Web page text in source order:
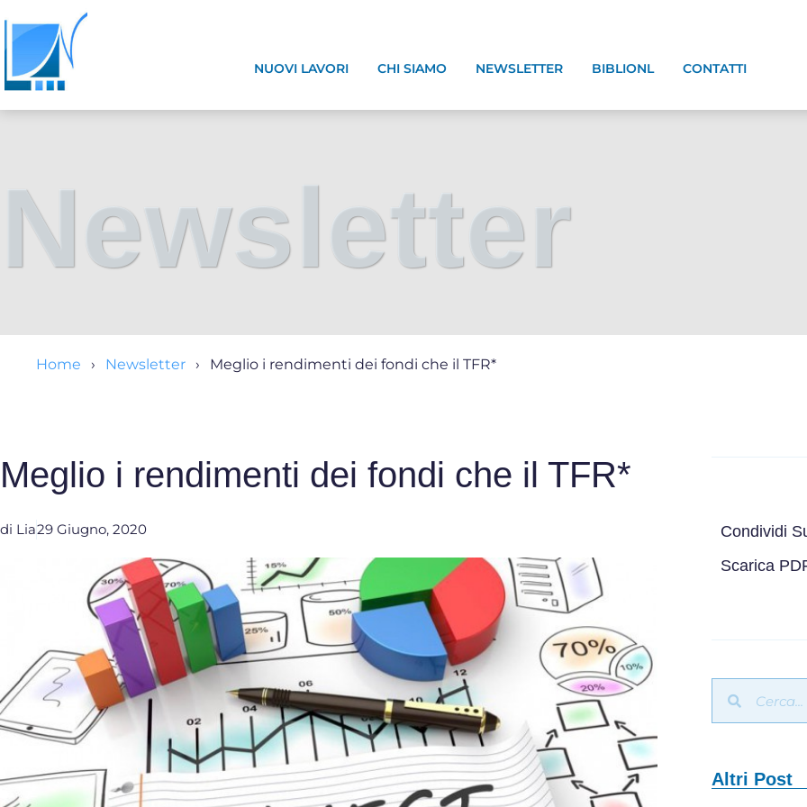
NUOVI LAVORI CHI SIAMO NEWSLETTER BIBLIONL CONTATTI
Newsletter
Home Newsletter Meglio i rendimenti dei fondi che il TFR*
Meglio i rendimenti dei fondi che il TFR*
di Lia29 Giugno, 2020
Condividi
Scarica
Altri Post